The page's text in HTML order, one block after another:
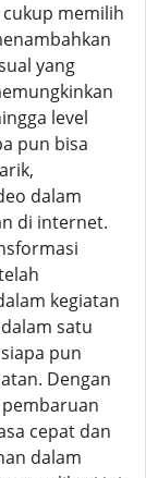
memilih
yang
level
pun bisa
dalam
di internet.
kegiatan
satu
pun
Dengan
cepat dan
dalam